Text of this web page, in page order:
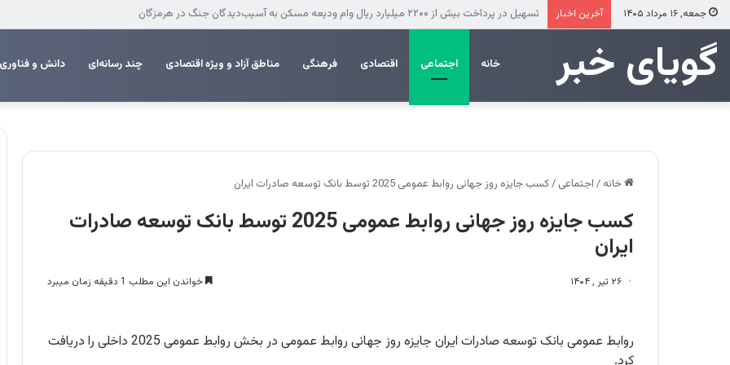
جمعه, ۱۶ مرداد ۱۴۰۵ آخرین اخبار استقرار نخستین ایستگاه آتش‌نشانی در ریمدان
‌‌‌گویای خبر خانه اجتماعی اقتصادی فرهنگی مناطق آزاد و ویژه اقتصادی چند رسانه‌ای دانش و فناوری
خانه / اجتماعی /کسب جایزه روز جهانی روابط عمومی 2025 توسط بانک توسعه صادرات ایران
کسب جایزه روز جهانی روابط عمومی 2025 توسط بانک توسعه صادرات
ایران
۲۶ تیر , ۱۴۰۴ خواندن این مطلب 1 دقیقه زمان میبرد
روابط عمومی بانک توسعه صادرات ایران جایزه روز جهانی روابط عمومی در بخش روابط عمومی 2025 داخلی را دریافت